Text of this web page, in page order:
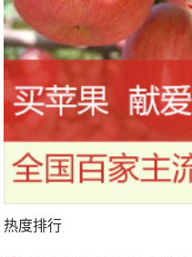
热度排行